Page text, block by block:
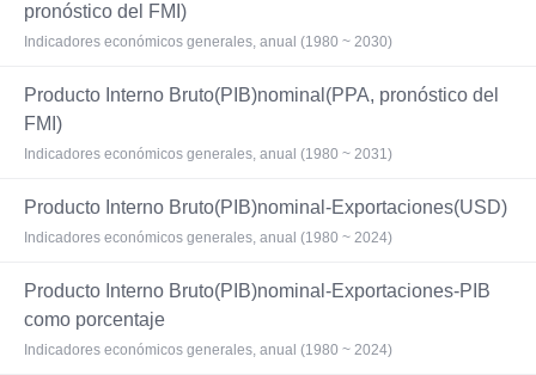
pronóstico del FMI)
Indicadores económicos generales, anual (1980 ~ 2030)
Producto Interno Bruto(PIB)nominal(PPA, pronóstico del
FMI)
Indicadores económicos generales, anual (1980 ~ 2031)
Producto Interno Bruto(PIB)nominal-Exportaciones(USD)
Indicadores económicos generales, anual (1980 ~ 2024)
Producto Interno Bruto(PIB)nominal-Exportaciones-PIB
como porcentaje
Indicadores económicos generales, anual (1980 ~ 2024)